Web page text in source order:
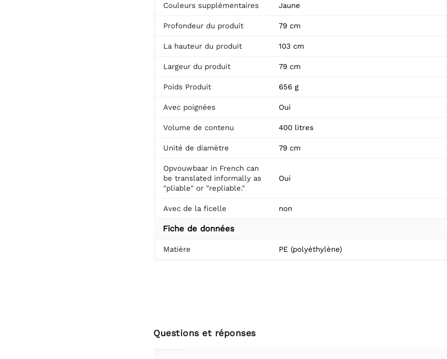
Couleurs supplémentaires Jaune
Profondeur du produit 79 cm
La hauteur du produit 103 cm
Largeur du produit 79 cm
Poids Produit 656 g
Avec poignées Oui
Volume de contenu 400 litres
Unité de diamètre 79 cm
Opvouwbaar in French can
be translated informally as
"pliable" or "repliable."
Oui
Avec de la ficelle non
Fiche de données
Matière PE (polyéthylène)
Questions et réponses